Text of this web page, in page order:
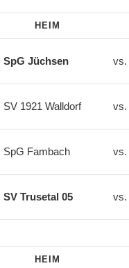
HEIM
SpG Jüchsen vs.
SV 1921 Walldorf vs.
SpG Fambach vs.
SV Trusetal 05 vs.
HEIM